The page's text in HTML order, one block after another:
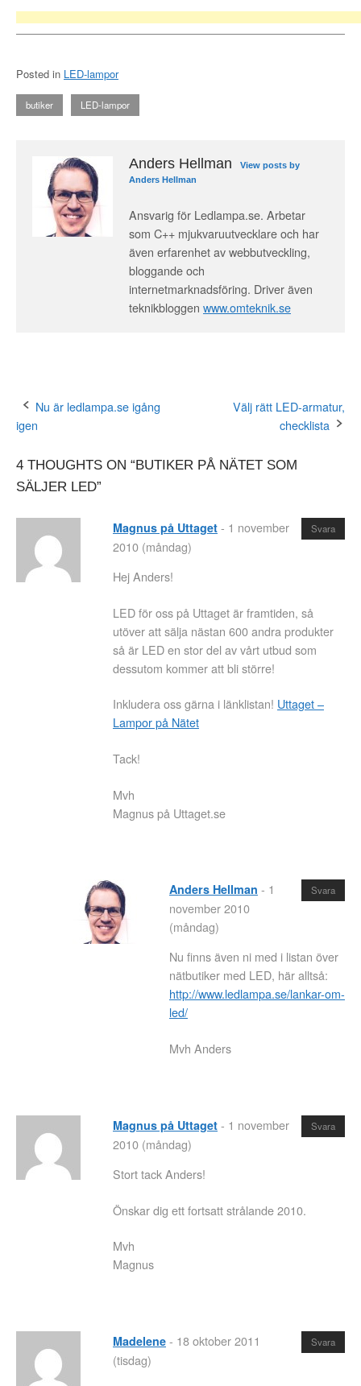
Posted in LED-lampor
butiker LED-lampor
Anders Hellman
View posts by
Anders Hellman
Ansvarig för Ledlampa.se. Arbetar
som C++ mjukvaruutvecklare och har
även erfarenhet av webbutveckling,
bloggande och
internetmarknadsföring. Driver även
teknikbloggen www.omteknik.se
Post
Nu är ledlampa.se igång
igen
Välj rätt LED-armatur,
checklista
4 THOUGHTS ON “BUTIKER PÅ NÄTET SOM
SÄLJER LED”
Svara
Magnus på Uttaget - 1 november
2010 (måndag)
Hej Anders!
LED för oss på Uttaget är framtiden, så
utöver att sälja nästan 600 andra produkter
så är LED en stor del av vårt utbud som
dessutom kommer att bli större!
Inkludera oss gärna i länklistan! Uttaget –
Lampor på Nätet
Tack!
Mvh
Magnus på Uttaget.se
Svara
Anders Hellman - 1
november 2010
(måndag)
Nu finns även ni med i listan över
nätbutiker med LED, här alltså:
http://www.ledlampa.se/lankar-om-
led/
Mvh Anders
Svara
Magnus på Uttaget - 1 november
2010 (måndag)
Stort tack Anders!
Önskar dig ett fortsatt strålande 2010.
Mvh
Magnus
Svara
Madelene - 18 oktober 2011
(tisdag)